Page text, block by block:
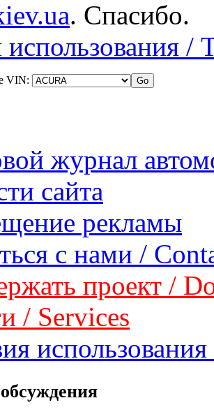
. Спасибо.
использования /
VIN:
журнал
сайта
рекламы
с нами /
проект /
/ Services